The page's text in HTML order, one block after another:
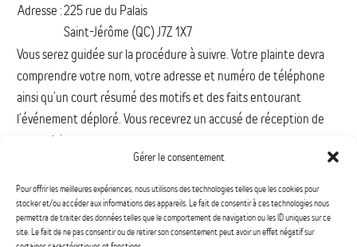
Gérer le consentement
Pour offrir les meilleures expériences, nous utilisons des technologies telles que les cookies pour
stocker et/ou accéder aux informations des appareils. Le fait de consentir à ces technologies nous
permettra de traiter des données telles que le comportement de navigation ou les ID uniques sur ce
site. Le fait de ne pas consentir ou de retirer son consentement peut avoir un effet négatif sur
Adresse :225 rue du Palais
Saint-Jérôme (QC) J7Z 1X7
Vous serez guidée sur la procédure à suivre. Votre plainte devra
comprendre votre nom, votre adresse et numéro de téléphone
ainsi qu’un court résumé des motifs et des faits entourant
l’événement déploré. Vous recevrez un accusé de réception de
votre plainte.
pour l’étudier. Toute l’information recueillie sera consignée dans
un dossier distinct et sera traitée en toute confidentialité. Il vous
communiquera ses conclusions, leurs motifs et les solutions